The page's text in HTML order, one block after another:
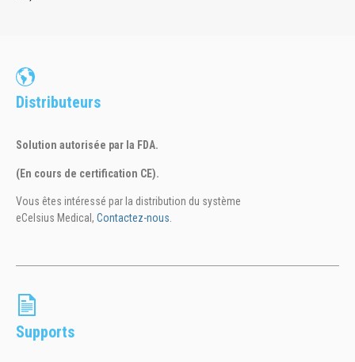
Distributeurs
Solution autorisée par la FDA.
(En cours de certification CE).
Vous êtes intéressé par la distribution du système
eCelsius Medical, Contactez-nous.
Supports